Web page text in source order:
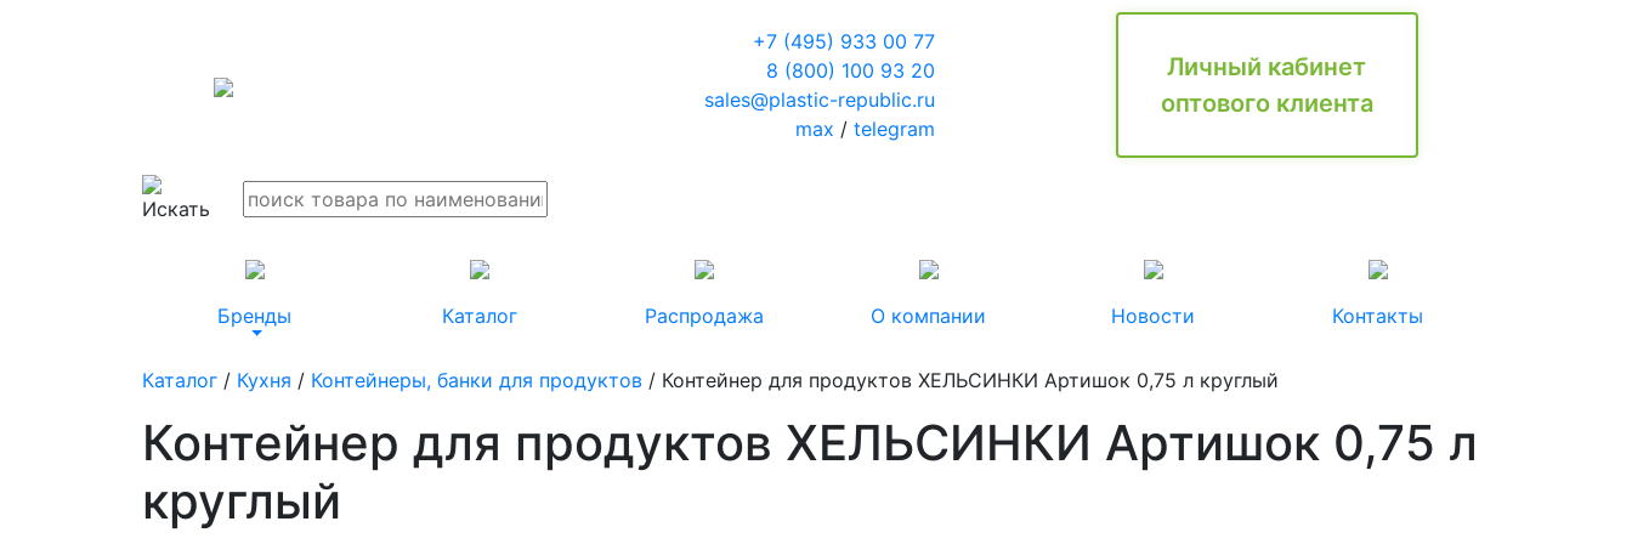
+7 (495) 933 00 77
8 (800) 100 93 20
sales@plastic-republic.ru
max / telegram
Личный кабинет
оптового клиента
Бренды Каталог Распродажа О компании Новости Контакты
Каталог / Кухня / Контейнеры, банки для продуктов / Контейнер для продуктов ХЕЛЬСИНКИ Артишок 0,75 л круглый
Контейнер для продуктов ХЕЛЬСИНКИ Артишок 0,75 л
круглый